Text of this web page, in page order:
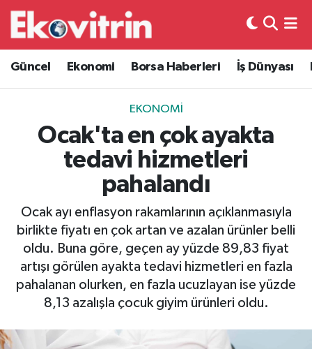
Güncel Ekonomi Borsa Haberleri İş Dünyası
EKONOMI
Ocak'ta en çok ayakta
tedavi hizmetleri
pahalandı
Ocak ayı enflasyon rakamlarının açıklanmasıyla
birlikte fiyatı en çok artan ve azalan ürünler belli
oldu. Buna göre, geçen ay yüzde 89,83 fiyat
artışı görülen ayakta tedavi hizmetleri en fazla
pahalanan olurken, en fazla ucuzlayan ise yüzde
8,13 azalışla çocuk giyim ürünleri oldu.
Güncel
Ekonomi
Borsa Haberleri
İş Dünyası
Otovitrin
Asayiş
Magazin
Gayrimenkul
Hava Durumu
Trafik Durumu
Süper Lig Puan Durumu ve Fikstür
Tüm Manşetler
Son Dakika Haberleri
Haber Arşivi